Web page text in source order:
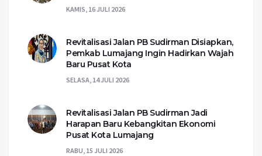
KAMIS, 16 JULI 2026
Revitalisasi Jalan PB Sudirman Disiapkan,
Pemkab Lumajang Ingin Hadirkan Wajah
Baru Pusat Kota
SELASA, 14 JULI 2026
Revitalisasi Jalan PB Sudirman Jadi
Harapan Baru Kebangkitan Ekonomi
Pusat Kota Lumajang
RABU, 15 JULI 2026